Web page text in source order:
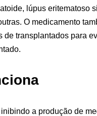
lúpus eritematoso
O medicamento
de transplantados para
a produção de